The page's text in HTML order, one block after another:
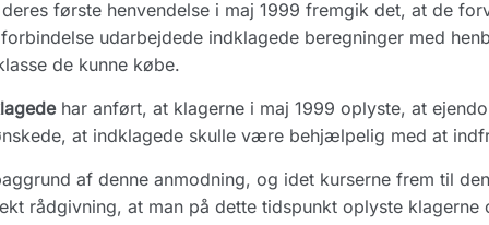
første henvendelse i maj 1999 fremgik det, at de
udarbejdede indklagede beregninger med
de kunne købe.
har anført, at klagerne i maj 1999 oplyste, at
at indklagede skulle være behjælpelig med at
af denne anmodning, og idet kurserne frem til
rådgivning, at man på dette tidspunkt oplyste klagerne